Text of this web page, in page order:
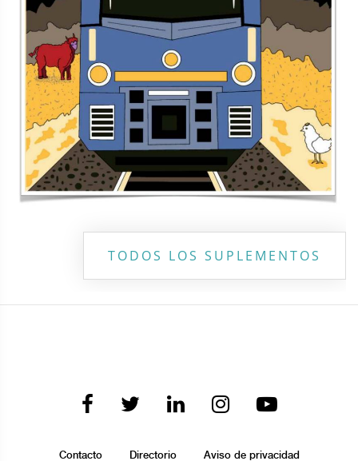
TODOS LOS SUPLEMENTOS
Contacto Directorio Aviso de privacidad